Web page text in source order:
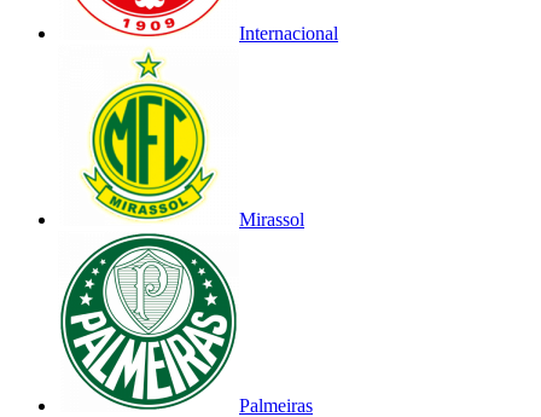
Internacional
Mirassol
Palmeiras